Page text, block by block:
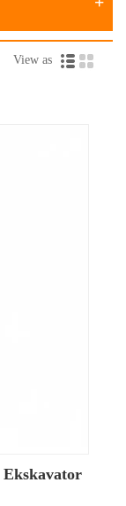
lebih dari
View as